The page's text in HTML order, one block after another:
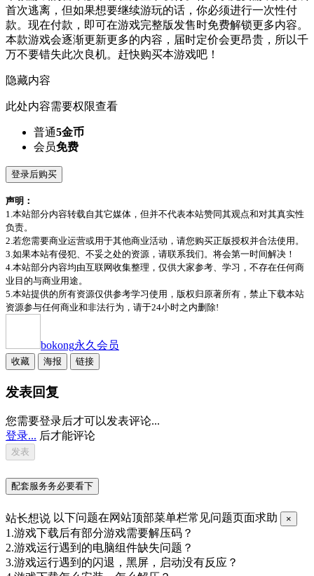
首次逃离，但如果想要继续游玩的话，你必须进行一次性付
款。现在付款，即可在游戏完整版发售时免费解锁更多内容。
本款游戏会逐渐更新更多的内容，届时定价会更昂贵，所以千
万不要错失此次良机。赶快购买本游戏吧！
隐藏内容
此处内容需要权限查看
普通5金币
会员免费
登录后购买
声明：
1.本站部分内容转载自其它媒体，但并不代表本站赞同其观点和对其真实性
负责。
2.若您需要商业运营或用于其他商业活动，请您购买正版授权并合法使用。
3.如果本站有侵犯、不妥之处的资源，请联系我们。将会第一时间解决！
4.本站部分内容均由互联网收集整理，仅供大家参考、学习，不存在任何商
业目的与商业用途。
5.本站提供的所有资源仅供参考学习使用，版权归原著所有，禁止下载本站
资源参与任何商业和非法行为，请于24小时之内删除!
bokong永久会员
收藏 海报 链接
发表回复
您需要登录后才可以发表评论...
登录... 后才能评论
配套服务务必要看下
站长想说 以下问题在网站顶部菜单栏常见问题页面求助 ×
1.游戏下载后有部分游戏需要解压码？
2.游戏运行遇到的电脑组件缺失问题？
3.游戏运行遇到的闪退，黑屏，启动没有反应？